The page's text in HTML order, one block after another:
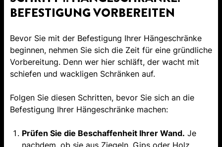
BEFESTIGUNG VORBEREITEN
Bevor Sie mit der Befestigung Ihrer Hängeschränke
beginnen, nehmen Sie sich die Zeit für eine gründliche
Vorbereitung. Denn wer hier schläft, der wacht mit
schiefen und wackligen Schränken auf.
Folgen Sie diesen Schritten, bevor Sie sich an die
Befestigung Ihrer Hängeschränke machen:
Prüfen Sie die Beschaffenheit Ihrer Wand. Je